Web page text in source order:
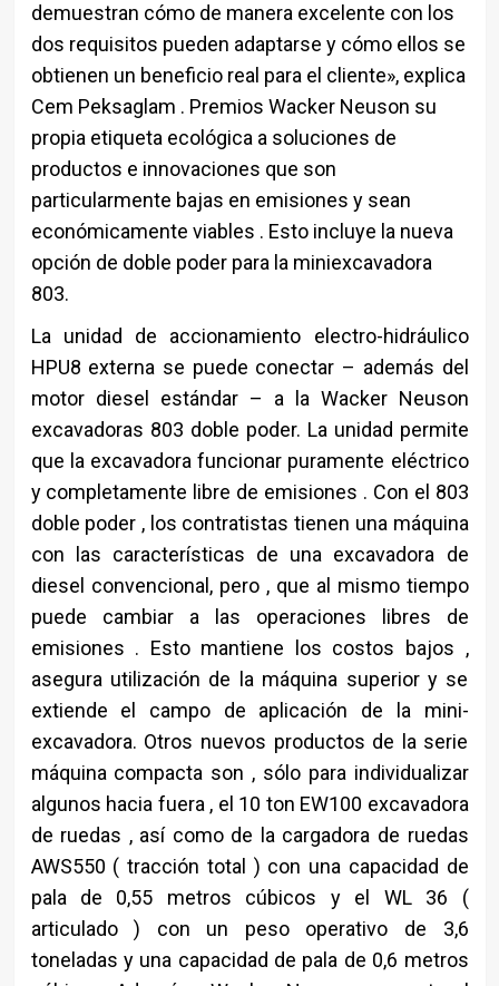
demuestran cómo de manera excelente con los
dos requisitos pueden adaptarse y cómo ellos se
obtienen un beneficio real para el cliente», explica
Cem Peksaglam . Premios Wacker Neuson su
propia etiqueta ecológica a soluciones de
productos e innovaciones que son
particularmente bajas en emisiones y sean
económicamente viables . Esto incluye la nueva
opción de doble poder para la miniexcavadora
803.
La unidad de accionamiento electro-hidráulico
HPU8 externa se puede conectar – además del
motor diesel estándar – a la Wacker Neuson
excavadoras 803 doble poder. La unidad permite
que la excavadora funcionar puramente eléctrico
y completamente libre de emisiones . Con el 803
doble poder , los contratistas tienen una máquina
con las características de una excavadora de
diesel convencional, pero , que al mismo tiempo
puede cambiar a las operaciones libres de
emisiones . Esto mantiene los costos bajos ,
asegura utilización de la máquina superior y se
extiende el campo de aplicación de la mini-
excavadora. Otros nuevos productos de la serie
máquina compacta son , sólo para individualizar
algunos hacia fuera , el 10 ton EW100 excavadora
de ruedas , así como de la cargadora de ruedas
AWS550 ( tracción total ) con una capacidad de
pala de 0,55 metros cúbicos y el WL 36 (
articulado ) con un peso operativo de 3,6
toneladas y una capacidad de pala de 0,6 metros